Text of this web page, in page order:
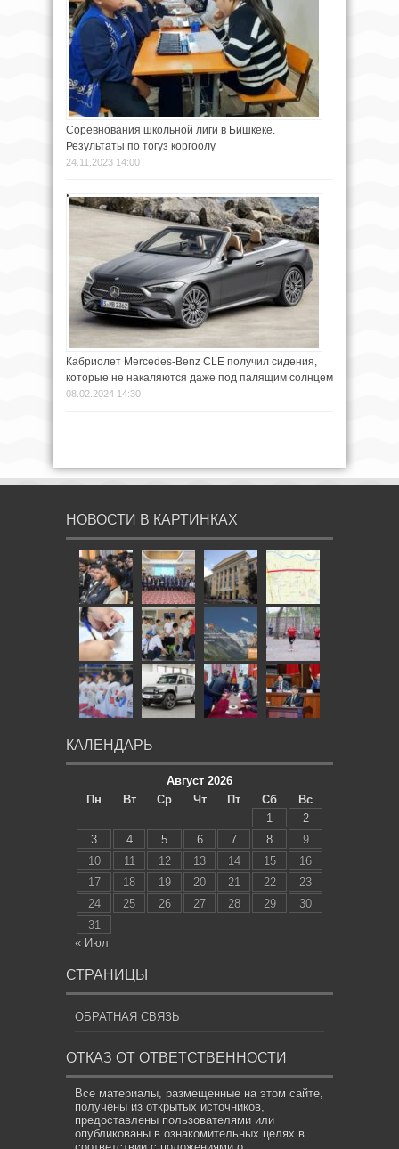
Соревнования школьной лиги в Бишкеке.
Результаты по тогуз коргоолу
24.11.2023 14:00
Кабриолет Mercedes-Benz CLE получил сидения,
которые не накаляются даже под палящим солнцем
08.02.2024 14:30
НОВОСТИ В КАРТИНКАХ
КАЛЕНДАРЬ
Август 2026
Пн
Вт Ср Чт Пт Сб
Вс
1
2
3
4 5 6 7 8
9
10
11 12 13 14 15
16
17
18 19 20 21 22
23
24
25 26 27 28 29
30
31
« Июл
СТРАНИЦЫ
ОБРАТНАЯ СВЯЗЬ
ОТКАЗ ОТ ОТВЕТСТВЕННОСТИ
Все материалы, размещенные на этом сайте,
получены из открытых источников,
предоставлены пользователями или
опубликованы в ознакомительных целях в
соответствии с положениями о